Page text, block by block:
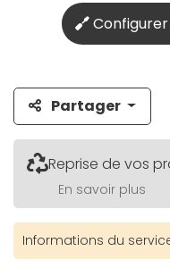
Configurer
Partager
Reprise de vos
En savoir plus
Informations du